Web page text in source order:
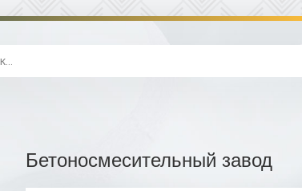
Бетоносмесительный завод